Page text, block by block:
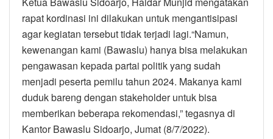
rapat kordinasi ini dilakukan untuk mengantisipasi
agar kegiatan tersebut tidak terjadi lagi.“Namun,
kewenangan kami (Bawaslu) hanya bisa melakukan
pengawasan kepada partai politik yang sudah
menjadi peserta pemilu tahun 2024. Makanya kami
duduk bareng dengan stakeholder untuk bisa
memberikan beberapa rekomendasi,” tegasnya di
Kantor Bawaslu Sidoarjo, Jumat (8/7/2022).